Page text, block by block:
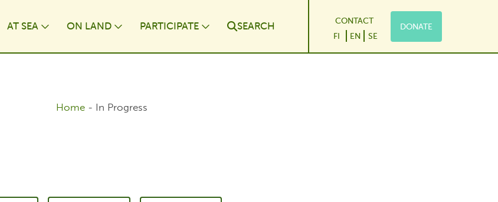
AT⁠ SEA ON LAND PARTICIPATE
Toggle Dropdown
SEARCH
FI EN SE
CONTACT
DONATE
Home- In Progress